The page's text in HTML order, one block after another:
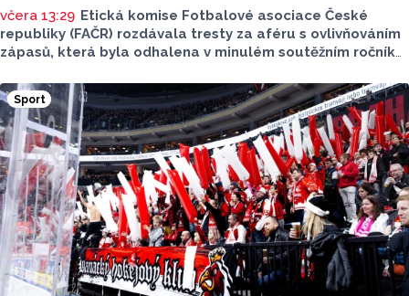
včera 13:29 Etická komise Fotbalové asociace České
republiky (FAČR) rozdávala tresty za aféru s ovlivňováním
zápasů, která byla odhalena v minulém soutěžním ročníku.
přeřazena do druhé ligy. Nyní došlo i na jednotlivce,
je mezi nimi také obránce SK Sigma Olomouc Jakub Elbel.
Ten dostal zákaz činnosti a pokutu. Ale hrát může už na
konci prázdnin.
Sport